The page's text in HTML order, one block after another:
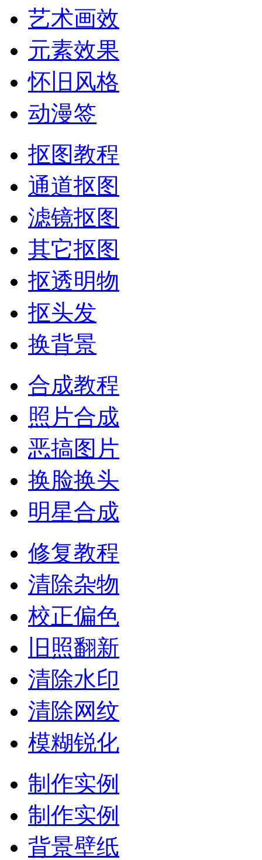
艺术画效
元素效果
怀旧风格
动漫签
抠图教程
通道抠图
滤镜抠图
其它抠图
抠透明物
抠头发
换背景
合成教程
照片合成
恶搞图片
换脸换头
明星合成
修复教程
清除杂物
校正偏色
旧照翻新
清除水印
清除网纹
模糊锐化
制作实例
制作实例
背景壁纸